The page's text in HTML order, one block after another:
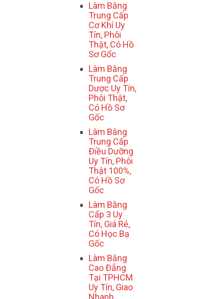
Làm Bằng
Trung Cấp
Cơ Khí Uy
Tín, Phôi
Thật, Có Hồ
Sơ Gốc
Làm Bằng
Trung Cấp
Dược Uy Tín,
Phôi Thật,
Có Hồ Sơ
Gốc
Làm Bằng
Trung Cấp
Điều Dưỡng
Uy Tín, Phôi
Thật 100%,
Có Hồ Sơ
Gốc
Làm Bằng
Cấp 3 Uy
Tín, Giá Rẻ,
Có Học Bạ
Gốc
Làm Bằng
Cao Đẳng
Tại TPHCM
Uy Tín, Giao